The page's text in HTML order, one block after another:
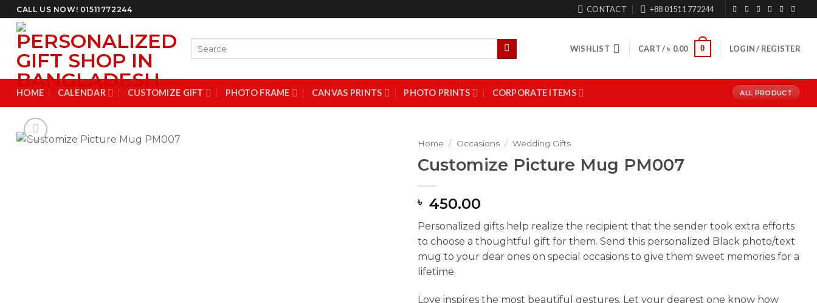
Skip
to
content
CALL US NOW! 01511772244 CONTACT +88 01511 772244
WISHLIST CART /৳ 0.00 0 LOGIN / REGISTER
HOME CALENDAR CUSTOMIZE GIFT PHOTO FRAME CANVAS PRINTS PHOTO PRINTS CORPORATE ITEMS ALL PRODUCT
Home / Occasions / Wedding Gifts
Customize Picture Mug PM007
৳ 450.00
Personalized gifts help realize the recipient that the sender took extra efforts
to choose a thoughtful gift for them. Send this personalized Black photo/text
mug to your dear ones on special occasions to give them sweet memories for a
lifetime.
Love inspires the most beautiful gestures. Let your dearest one know how